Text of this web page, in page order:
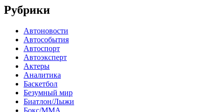
Рубрики
Автоновости
Автособытия
Автоспорт
Автоэксперт
Актеры
Аналитика
Баскетбол
Безумный мир
Биатлон/Лыжи
Бокс/MMA